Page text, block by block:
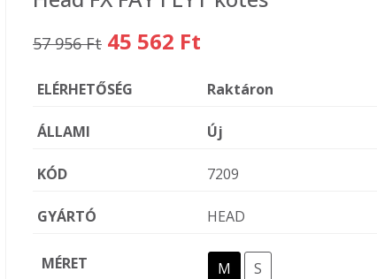
57 956 Ft 45 562 Ft
ELÉRHETŐSÉG Raktáron
ÁLLAMI Új
KÓD 7209
GYÁRTÓ HEAD
MÉRET M S